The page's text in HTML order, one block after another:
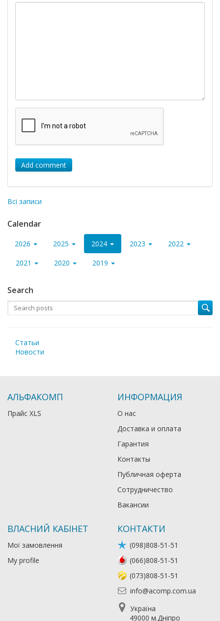
Всі записи
Calendar
2026 2025 2024 2023 2022
2021 2020 2019
Search
Статьи
Новости
АЛЬФАКОМП
Прайс XLS
ИНФОРМАЦИЯ
О нас
Доставка и оплата
Гарантия
Контакты
Публичная оферта
Сотрудничество
Вакансии
ВЛАСНИЙ КАБІНЕТ
Мої замовлення
My profile
КОНТАКТИ
(098)808-51-51
(066)808-51-51
(073)808-51-51
info@acomp.com.ua
Україна
49000 м.Дніпро